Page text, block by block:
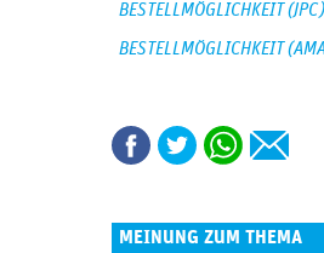
BESTELLMÖGLICHKEIT (JPC)
BESTELLMÖGLICHKEIT
MEINUNG ZUM THEMA